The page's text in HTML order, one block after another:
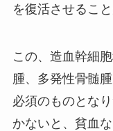
を復活させるこ
この、造血幹細
腫、多発性骨髄
必須のものとな
かないと、貧血